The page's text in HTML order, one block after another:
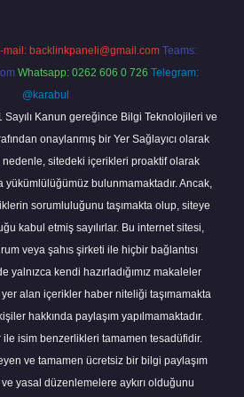
mail: backlinkpaneli@gmail.com Teams:
Whatsapp: 0262 606 0 726 Telegram:
@karabul
Sayılı Kanun gereğince Bilgi Teknolojileri ve
onaylanmış bir Yer Sağlayıcı olarak
nedenle, sitedeki içerikleri proaktif olarak
yükümlülüğümüz bulunmamaktadır. Ancak,
sorumluluğunu taşımakta olup, siteye
kabul etmiş sayılırlar. Bu internet sitesi,
veya şahıs şirketi ile hiçbir bağlantısı
yalnızca kendi hazırladığımız makaleler
yer alan içerikler haber niteliği taşımamakta
hakkında paylaşım yapılmamaktadır.
isim benzerlikleri tamamen tesadüfidir.
ve tamamen ücretsiz bir bilgi paylaşım
yasal düzenlemelere aykırı olduğunu